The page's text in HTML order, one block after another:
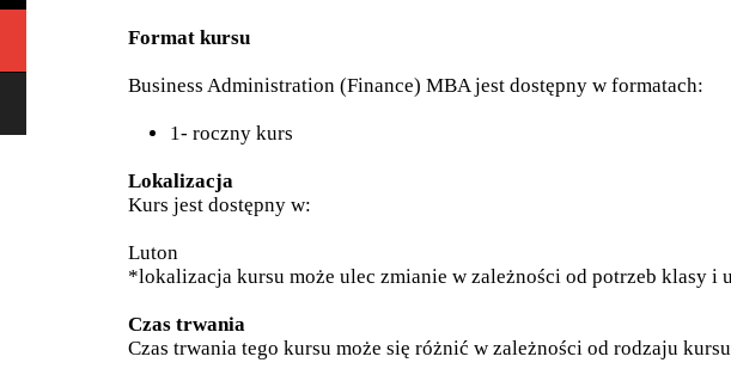
Format kursu
Business Administration (Finance) MBA jest dostępny w formatach:
1- roczny kurs
Lokalizacja
Kurs jest dostępny w:
Luton
*lokalizacja kursu może ulec zmianie w zależności od potrzeb klasy i
Czas trwania
Czas trwania tego kursu może się różnić w zależności od rodzaju